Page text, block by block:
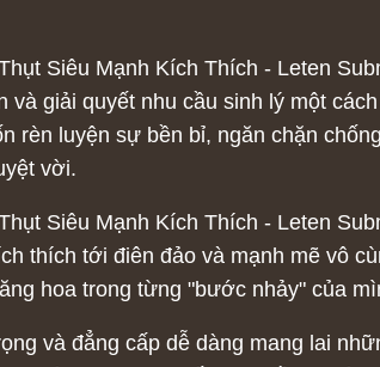
Siêu Mạnh Kích Thích - Leten
và giải quyết nhu cầu sinh lý một
rèn luyện sự bền bỉ, ngăn chặn
vời.
Siêu Mạnh Kích Thích - Leten
thích tới điên đảo và mạnh mẽ vô
hoa trong từng "bước nhảy" của
và đẳng cấp dễ dàng mang lai